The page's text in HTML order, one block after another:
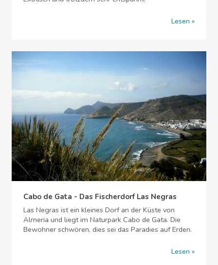
Lesen
Cabo de Gata - Das Fischerdorf Las Negras
Las Negras ist ein kleines Dorf an der Küste von
Almeria und liegt im Naturpark Cabo de Gata. Die
Bewohner schwören, dies sei das Paradies auf Erden.
Lesen